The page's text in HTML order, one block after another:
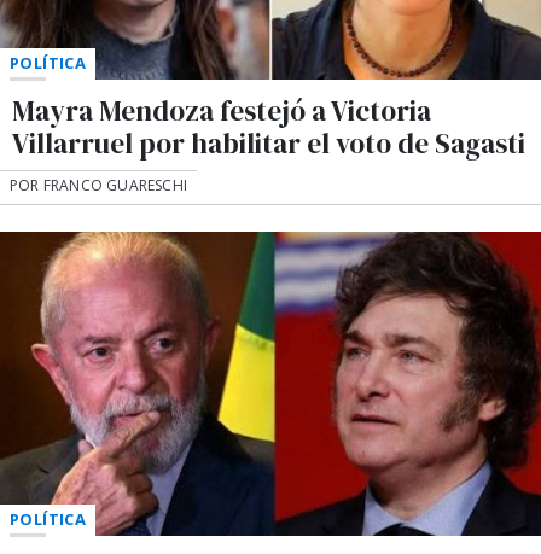
POLÍTICA
Mayra Mendoza festejó a Victoria
Villarruel por habilitar el voto de Sagasti
POR FRANCO GUARESCHI
POLÍTICA